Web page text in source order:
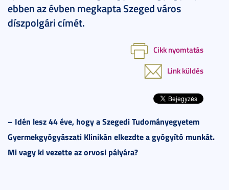
ebben az évben megkapta Szeged város
díszpolgári címét.
Cikk nyomtatás
Link küldés
– Idén lesz 44 éve, hogy a Szegedi Tudományegyetem
Gyermekgyógyászati Klinikán elkezdte a gyógyító munkát.
Mi vagy ki vezette az orvosi pályára?